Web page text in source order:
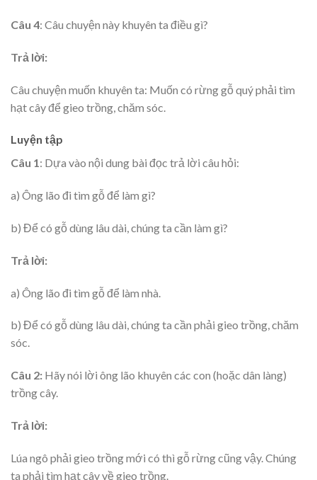
Câu 4: Câu chuyện này khuyên ta điều gì?
Trả lời:
Câu chuyện muốn khuyên ta: Muốn có rừng gỗ quý phải tìm
hạt cây để gieo trồng, chăm sóc.
Luyện tập
Câu 1: Dựa vào nội dung bài đọc trả lời câu hỏi:
a) Ông lão đi tìm gỗ để làm gì?
b) Để có gỗ dùng lâu dài, chúng ta cần làm gì?
Trả lời:
a) Ông lão đi tìm gỗ để làm nhà.
b) Để có gỗ dùng lâu dài, chúng ta cần phải gieo trồng, chăm
sóc.
Câu 2: Hãy nói lời ông lão khuyên các con (hoặc dân làng)
trồng cây.
Trả lời:
Lúa ngô phải gieo trồng mới có thì gỗ rừng cũng vậy. Chúng
ta phải tìm hạt cây về gieo trồng.